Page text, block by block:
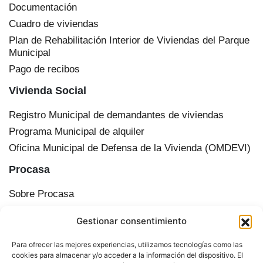
Gestionar consentimiento
Para ofrecer las mejores experiencias, utilizamos tecnologías como las
cookies para almacenar y/o acceder a la información del dispositivo. El
Documentación
Cuadro de viviendas
Plan de Rehabilitación Interior de Viviendas del Parque
Municipal
Pago de recibos
Vivienda Social
Registro Municipal de demandantes de viviendas
Programa Municipal de alquiler
Oficina Municipal de Defensa de la Vivienda (OMDEVI)
Procasa
Sobre Procasa
Información corporativa
Órganos de administración
Plan Municipal de Vivienda y Suelo de Cádiz